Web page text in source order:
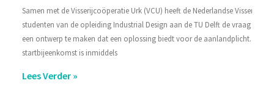
Samen met de Visserijcoöperatie Urk (VCU) heeft de Nederlandse
studenten van de opleiding Industrial Design aan de TU Delft de vraag
een ontwerp te maken dat een oplossing biedt voor de aanlandplicht. De
startbijeenkomst is inmiddels
Lees Verder »